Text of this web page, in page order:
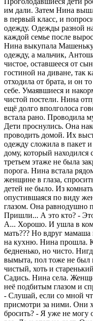
им дали. Затем Нина
в первый класс, и
одежду. Одежды разной
каждой семье после
Нина выкупала
одежду, а мальчик,
чистое, оставшееся от
гостиной на диване, так
отходила от брата, и он
себе. Умаявшиеся и
чистой постели. Нина
ещё долго вполголоса
встала рано. Проводила
Дети проснулись. Она
проводить домой. Их
одежду сложила в пакет
дому, который находился
третьем этаже не была
порога. Нина встала
женщине в глаза,
детей не было. Из
опустившаяся по виду
глазом. Она равнодушно
Пришли... А это кто? -
А... Хорошо. И ушла в
мать??? Но вдруг
на кухню. Нина прошла.
бедненько, но чисто.
вымыта, пол тоже не был
чистый, хоть и
Садись. Нина села.
неё подбитым глазом и
- Слушай, если со мной
присмотри за ними. Они
бросить? - Я уже не могу